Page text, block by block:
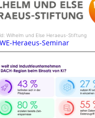
Wilhelm und Else Heraeus-Stiftung
Heraeus-Seminar